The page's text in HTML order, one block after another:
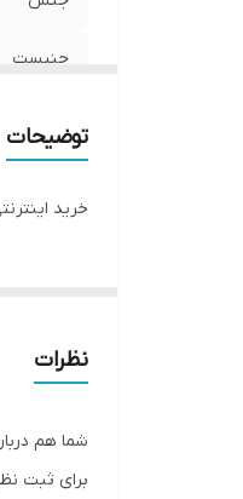
جنیست
توضیحات
خرید
نظرات
شما هم
برای ثبت